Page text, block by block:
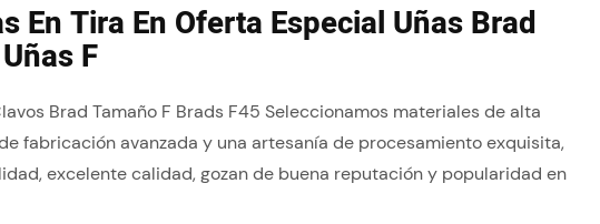
En Tira En Oferta Especial Uñas Brad
F
Brad Tamaño F Brads F45 Seleccionamos materiales de alta
fabricación avanzada y una artesanía de procesamiento exquisita,
excelente calidad, gozan de buena reputación y popularidad en